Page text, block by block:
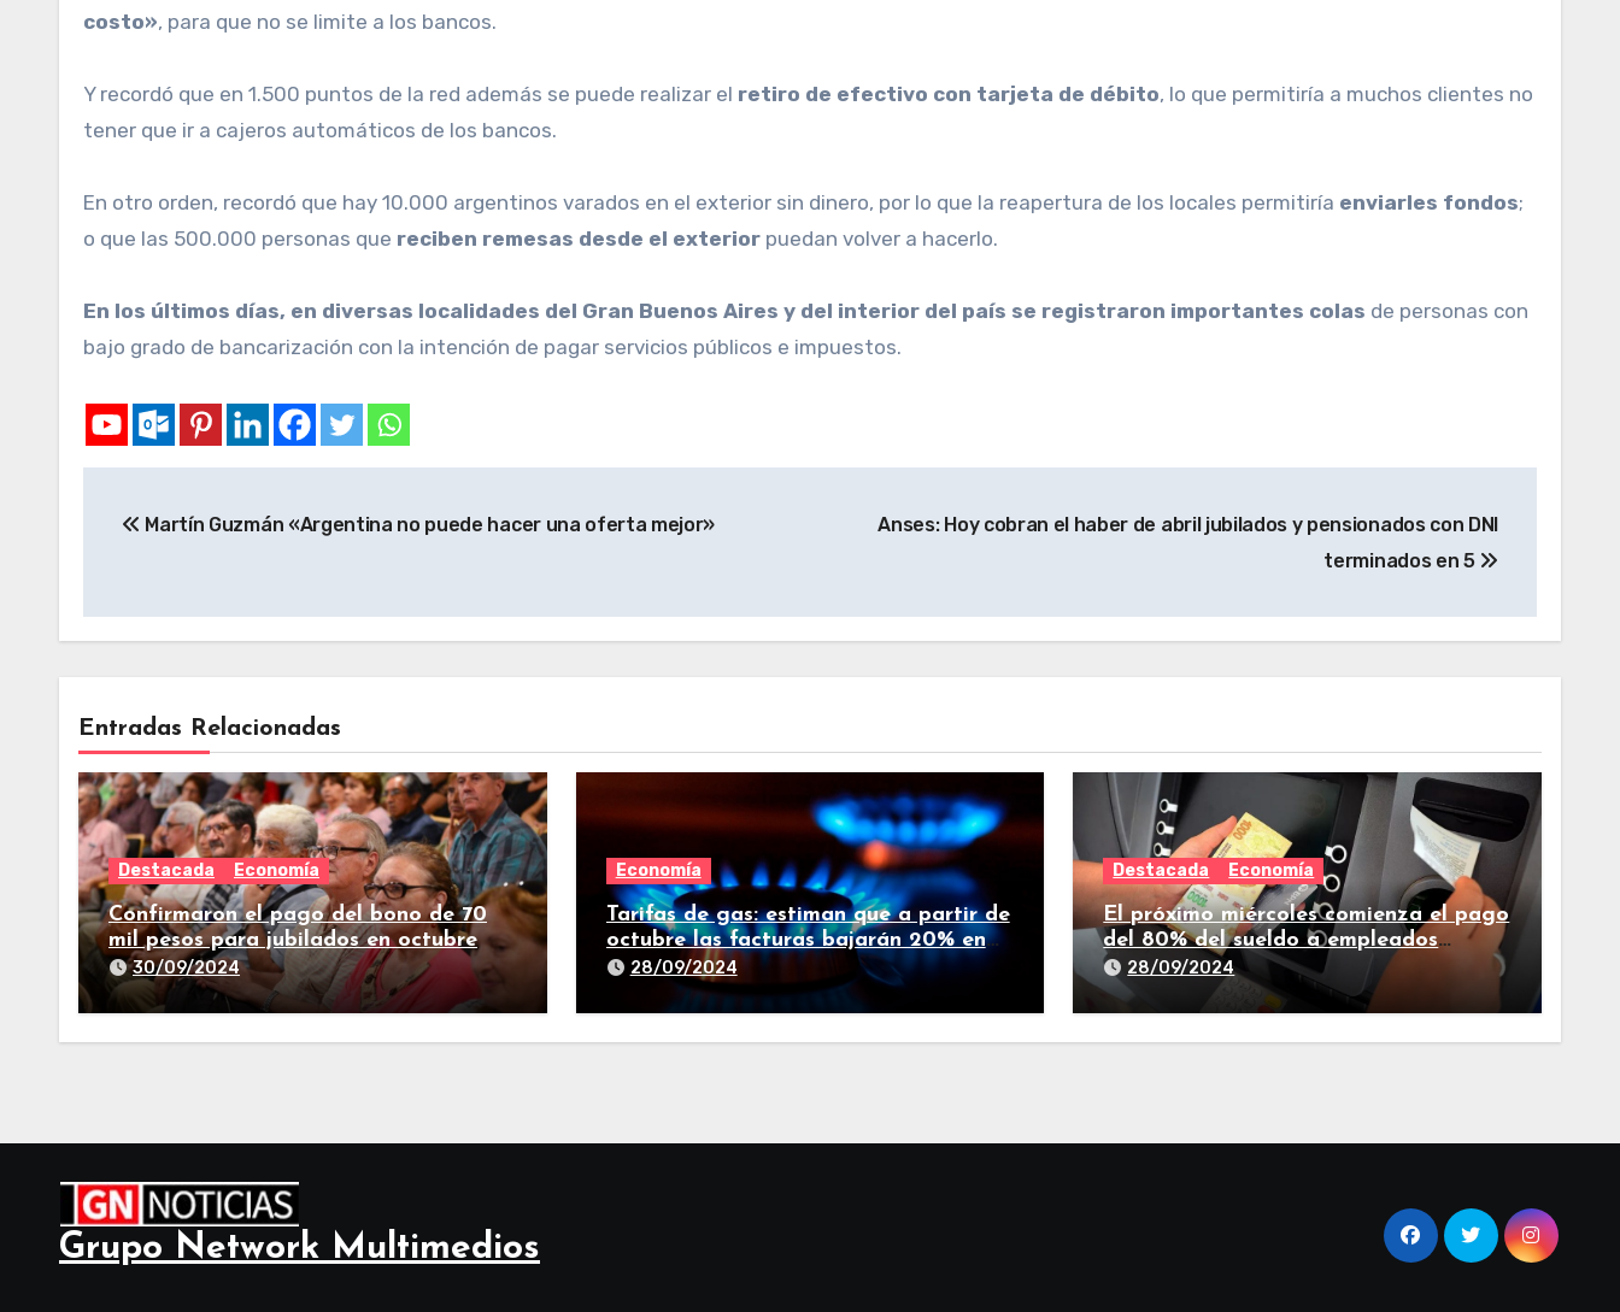
costo», para que no se limite a los bancos.
Y recordó que en 1.500 puntos de la red además se puede realizar el retiro de efectivo con tarjeta de débito, lo que permitiría a muchos clientes no
tener que ir a cajeros automáticos de los bancos.
En otro orden, recordó que hay 10.000 argentinos varados en el exterior sin dinero, por lo que la reapertura de los locales permitiría enviarles fondos;
o que las 500.000 personas que reciben remesas desde el exterior puedan volver a hacerlo.
En los últimos días, en diversas localidades del Gran Buenos Aires y del interior del país se registraron importantes colas de personas con
bajo grado de bancarización con la intención de pagar servicios públicos e impuestos.
Martín Guzmán «Argentina no puede hacer una oferta mejor»
Anses: Hoy cobran el haber de abril jubilados y pensionados con DNI
terminados en 5
Entradas Relacionadas
Destacada Economía
Confirmaron el pago del bono de 70
mil pesos para jubilados en octubre
30/09/2024
Economía
Tarifas de gas: estiman que a partir de
octubre las facturas bajarán 20% en
promedio
28/09/2024
Destacada Economía
El próximo miércoles comienza el pago
del 80% del sueldo a empleados
estatales de Tucumán
28/09/2024
Grupo Network Multimedios